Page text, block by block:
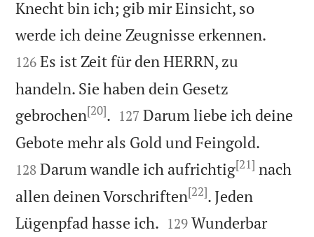
Knecht bin ich; gib mir Einsicht, so
werde ich deine Zeugnisse erkennen.
126 Es ist Zeit für den HERRN, zu
handeln. Sie haben dein Gesetz
gebrochen[20]. 

127 Darum liebe ich deine
Gebote mehr als Gold und Feingold.
128 Darum wandle ich aufrichtig[21] nach
allen deinen Vorschriften[22]. Jeden
Lügenpfad hasse ich. 

129 Wunderbar